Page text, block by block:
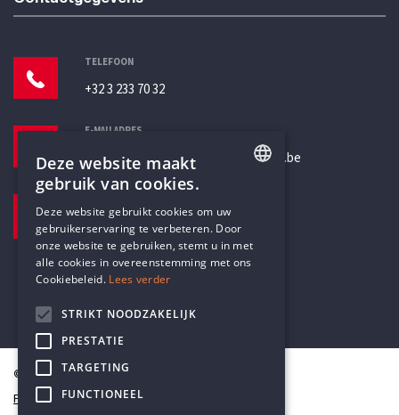
TELEFOON
+32 3 233 70 32
E-MAILADRES
secretariaat@humanistischverbond.be
Pottenbrug 4
Antwerpen, 2000
© Humanistisch Verbond 2026
Privacy
DUTCH
Deze website maakt
gebruik van cookies.
Deze website gebruikt cookies om uw
gebruikerservaring te verbeteren. Door
onze website te gebruiken, stemt u in met
alle cookies in overeenstemming met ons
Cookiebeleid. Lees verder
STRIKT NOODZAKELIJK
PRESTATIE
TARGETING
FUNCTIONEEL